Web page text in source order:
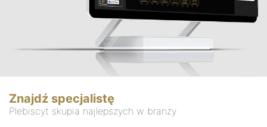
Znajdź specjalistę
Plebiscyt skupia najlepszych w branży